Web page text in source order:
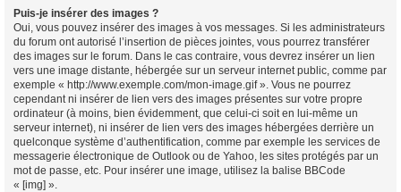
Puis-je insérer des images ?
Oui, vous pouvez insérer des images à vos messages. Si les administrateurs
du forum ont autorisé l’insertion de pièces jointes, vous pourrez transférer
des images sur le forum. Dans le cas contraire, vous devrez insérer un lien
vers une image distante, hébergée sur un serveur internet public, comme par
exemple « http://www.exemple.com/mon-image.gif ». Vous ne pourrez
cependant ni insérer de lien vers des images présentes sur votre propre
ordinateur (à moins, bien évidemment, que celui-ci soit en lui-même un
serveur internet), ni insérer de lien vers des images hébergées derrière un
quelconque système d’authentification, comme par exemple les services de
messagerie électronique de Outlook ou de Yahoo, les sites protégés par un
mot de passe, etc. Pour insérer une image, utilisez la balise BBCode
« [img] ».